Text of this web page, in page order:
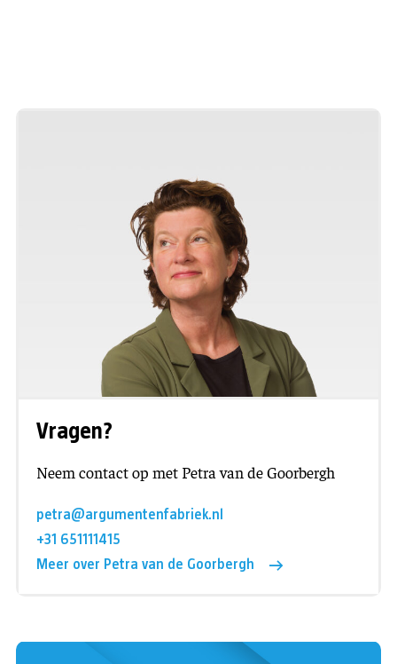
Vragen?
Neem contact op met Petra van de Goorbergh
petra@argumentenfabriek.nl
+31 651111415
Meer over Petra van de Goorbergh